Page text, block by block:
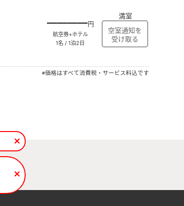
――――円
航空券+ホテル
1名 / 1泊2日
満室
※価格はすべて消費税・サービス料込です